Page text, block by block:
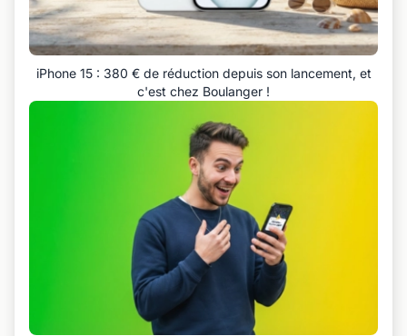
iPhone 15 : 380 € de réduction depuis son lancement, et
c'est chez Boulanger !